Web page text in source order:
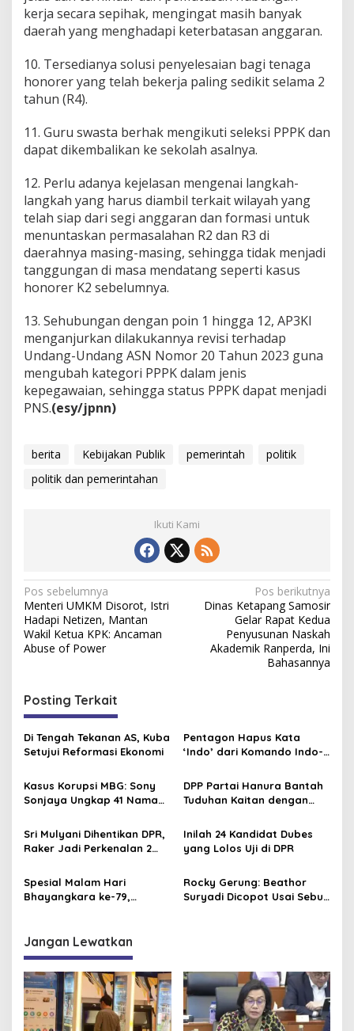
kerja secara sepihak, mengingat masih banyak
daerah yang menghadapi keterbatasan anggaran.
10. Tersedianya solusi penyelesaian bagi tenaga
honorer yang telah bekerja paling sedikit selama 2
tahun (R4).
11. Guru swasta berhak mengikuti seleksi PPPK dan
dapat dikembalikan ke sekolah asalnya.
12. Perlu adanya kejelasan mengenai langkah-
langkah yang harus diambil terkait wilayah yang
telah siap dari segi anggaran dan formasi untuk
menuntaskan permasalahan R2 dan R3 di
daerahnya masing-masing, sehingga tidak menjadi
tanggungan di masa mendatang seperti kasus
honorer K2 sebelumnya.
13. Sehubungan dengan poin 1 hingga 12, AP3KI
menganjurkan dilakukannya revisi terhadap
Undang-Undang ASN Nomor 20 Tahun 2023 guna
mengubah kategori PPPK dalam jenis
kepegawaian, sehingga status PPPK dapat menjadi
PNS.(esy/jpnn)
berita Kebijakan Publik pemerintah
politik
politik dan pemerintahan
Ikuti Kami
N
a
v
a
s
i
o
Pos sebelumnya
Menteri UMKM Disorot, Istri
Hadapi Netizen, Mantan
Wakil Ketua KPK: Ancaman
Abuse of Power
Pos berikutnya
Dinas Ketapang Samosir
Gelar Rapat Kedua
Penyusunan Naskah
Akademik Ranperda, Ini
Bahasannya
Posting Terkait
Di Tengah Tekanan AS, Kuba
Setujui Reformasi Ekonomi
Pentagon Hapus Kata
‘Indo’ dari Komando Indo-
Kasus Korupsi MBG: Sony
Sonjaya Ungkap 41 Nama
Titik Dapur SPPG
DPP Partai Hanura Bantah
Tuduhan Kaitan dengan
MBG
Sri Mulyani Dihentikan DPR,
Raker Jadi Perkenalan 2
Inilah 24 Kandidat Dubes
yang Lolos Uji di DPR
Spesial Malam Hari
Bhayangkara ke-79,
dan Dukung UMKM
Rocky Gerung: Beathor
Suryadi Dicopot Usai Sebut
Jangan Lewatkan